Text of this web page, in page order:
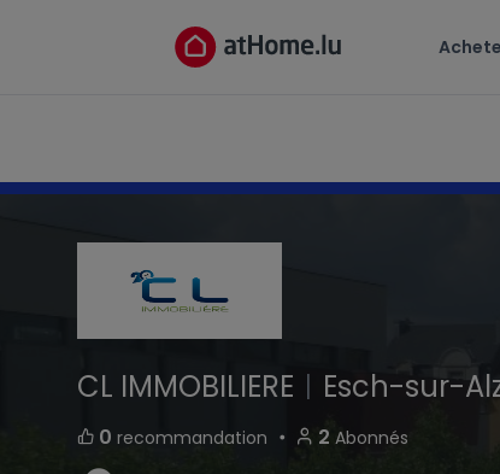
CL IMMOBILIERE
Esch-sur-Alzette Luxembourg
CL IMMOBILIERE | Esch-sur-
0 recommandation ・ 2 Abonnés